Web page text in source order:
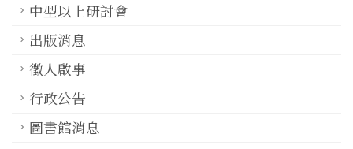
中型以上研討會
出版消息
徵人啟事
行政公告
圖書館消息